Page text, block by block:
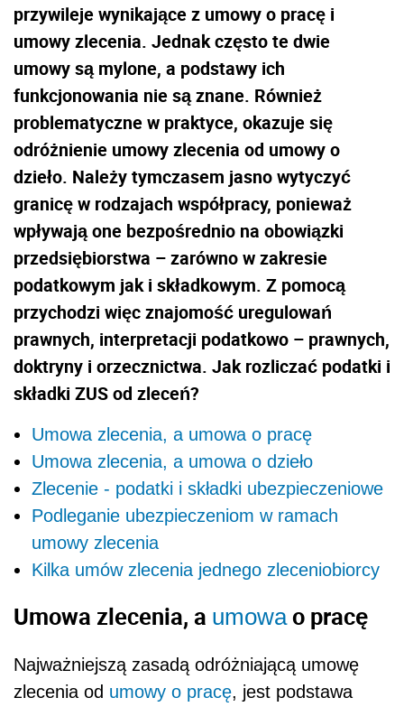
przywileje wynikające z umowy o pracę i
umowy zlecenia. Jednak często te dwie
umowy są mylone, a podstawy ich
funkcjonowania nie są znane. Również
problematyczne w praktyce, okazuje się
odróżnienie umowy zlecenia od umowy o
dzieło. Należy tymczasem jasno wytyczyć
granicę w rodzajach współpracy, ponieważ
wpływają one bezpośrednio na obowiązki
przedsiębiorstwa – zarówno w zakresie
podatkowym jak i składkowym. Z pomocą
przychodzi więc znajomość uregulowań
prawnych, interpretacji podatkowo – prawnych,
doktryny i orzecznictwa. Jak rozliczać podatki i
składki ZUS od zleceń?
Umowa zlecenia, a umowa o pracę
Umowa zlecenia, a umowa o dzieło
Zlecenie - podatki i składki ubezpieczeniowe
Podleganie ubezpieczeniom w ramach
umowy zlecenia
Kilka umów zlecenia jednego zleceniobiorcy
Umowa zlecenia, a umowao pracę
Najważniejszą zasadą odróżniającą umowę
zlecenia od umowy o pracę, jest podstawa